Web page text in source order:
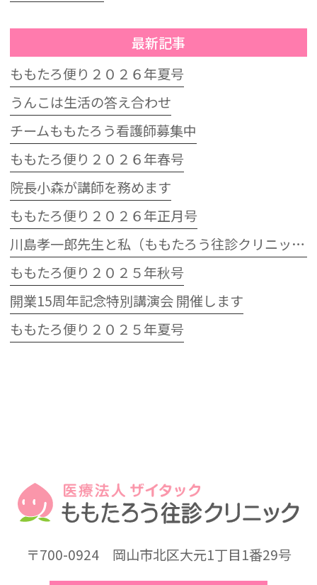
最新記事
ももたろ便り２０２６年夏号
うんこは生活の答え合わせ
チームももたろう看護師募集中
ももたろ便り２０２６年春号
院長小森が講師を務めます
ももたろ便り２０２６年正月号
川島孝一郎先生と私（ももたろう往診クリニック開院15周年記念特別講演会）
ももたろ便り２０２５年秋号
開業15周年記念特別講演会 開催します
ももたろ便り２０２５年夏号
〒700-0924岡山市北区大元1丁目1番29号